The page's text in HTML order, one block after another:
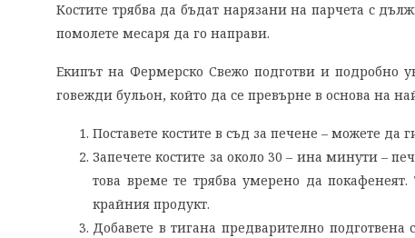
Костите трябва да бъдат нарязани на парчета с
помолете месаря да го направи.
Екипът на Фермерско Свежо подготви и подробно
говежди бульон, който да се превърне в основа на
Поставете костите в съд за печене – можете да
Запечете костите за около 30 – ина минути –
това време те трябва умерено да
крайния продукт.
Добавете в тигана предварително